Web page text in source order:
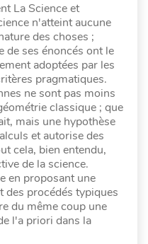
La Science et
n'atteint aucune
des choses ;
de ses énoncés ont le
adoptées par les
pragmatiques.
ne sont pas moins
classique ; que
mais une hypothèse
et autorise des
cela, bien entendu,
de la science.
en proposant une
des procédés typiques
du même coup une
l'a priori dans la